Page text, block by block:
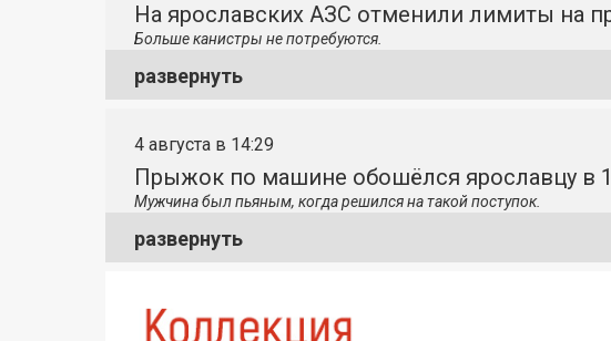
На ярославских АЗС отменили лимиты на
Больше канистры не потребуются.
развернуть
4 августа в 14:29
Прыжок по машине обошёлся ярославцу в
Мужчина был пьяным, когда решился на такой поступок.
развернуть